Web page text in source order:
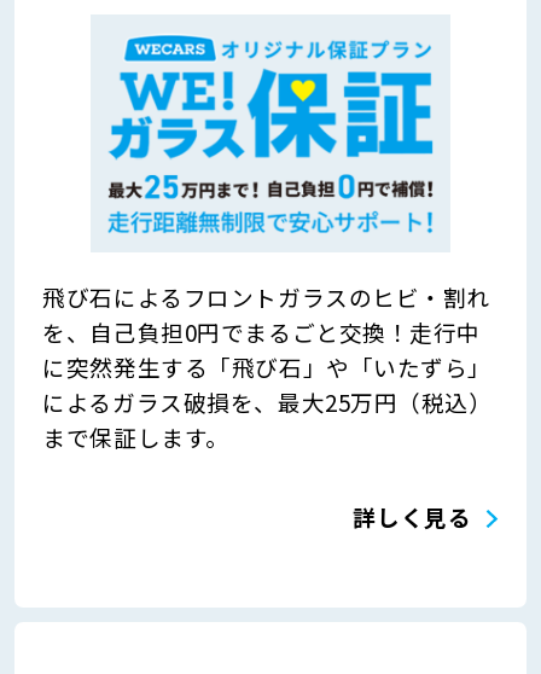
飛び石によるフロントガラスのヒビ・割れ
を、自己負担0円でまるごと交換！走行中
に突然発生する「飛び石」や「いたずら」
によるガラス破損を、最大25万円（税込）
まで保証します。
詳しく見る